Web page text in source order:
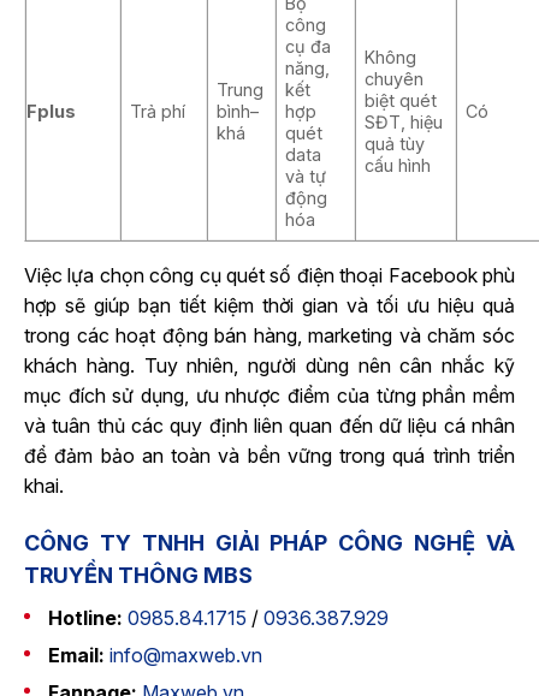
Fplus Trả phí
Trung
bình–
khá
công
cụ đa
năng,
kết
hợp
quét
data
và tự
động
hóa
Không
chuyên
biệt quét
SĐT, hiệu
quả tùy
cấu hình
Có
Việc lựa chọn công cụ quét số điện thoại Facebook phù
hợp sẽ giúp bạn tiết kiệm thời gian và tối ưu hiệu quả
trong các hoạt động bán hàng, marketing và chăm sóc
khách hàng. Tuy nhiên, người dùng nên cân nhắc kỹ
mục đích sử dụng, ưu nhược điểm của từng phần mềm
và tuân thủ các quy định liên quan đến dữ liệu cá nhân
để đảm bảo an toàn và bền vững trong quá trình triển
khai.
CÔNG TY TNHH GIẢI PHÁP CÔNG NGHỆ VÀ
TRUYỀN THÔNG MBS
Hotline: 0985.84.1715 / 0936.387.929
Email: info@maxweb.vn